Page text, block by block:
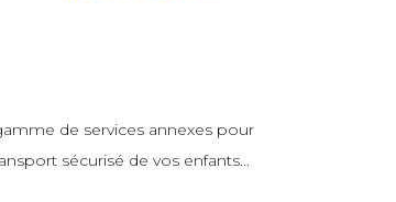
de services annexes pour
sécurisé de vos enfants...